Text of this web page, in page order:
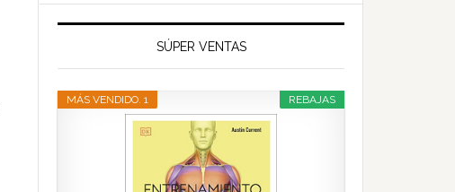
SÚPER VENTAS
REBAJAS
MÁS VENDIDO. 1